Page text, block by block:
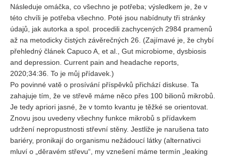
Následuje omáčka, co všechno je potřeba; výsledkem je, že v
této chvíli je potřeba všechno. Poté jsou nabídnuty tři stránky
údajů, jak autorka a spol. procedili zachycených 2984 pramenů
až na metodicky čistých závěrečných 26. (Zajímavé je, že chybí
přehledný článek Capuco A, et al., Gut microbiome, dysbiosis
and depression. Current pain and headache reports,
2020;34:36. To je můj přídavek.)
Po povinné vatě o prosívání příspěvků přichází diskuse. Ta
zahajuje tím, že ve střevě máme něco přes 100 bilionů mikrobů.
Je tedy apriori jasné, že v tomto kvantu je těžké se orientovat.
Znovu jsou uvedeny všechny funkce mikrobů s přídavkem
udržení nepropustnosti střevní stěny. Jestliže je narušena tato
bariéry, pronikají do organismu nežádoucí látky (alternativci
mluví o „děravém střevu“, my vznešení máme termín „leaking